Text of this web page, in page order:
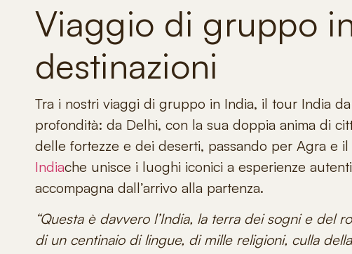
Viaggio di gruppo
destinazioni
Tra i nostri viaggi di gruppo in India, il tour India
profondità: da Delhi, con la sua doppia anima di
delle fortezze e dei deserti, passando per Agra e il
Indiache unisce i luoghi iconici a esperienze
accompagna dall’arrivo alla partenza.
“Questa è davvero l’India, la terra dei sogni e del
di un centinaio di lingue, di mille religioni, culla